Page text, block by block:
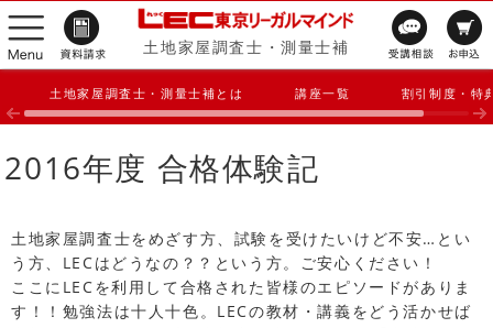
土地家屋調査士・測量士補
土地家屋調査士・測量士補とは 講座一覧 割引制度・特
2016年度 合格体験記
土地家屋調査士をめざす方、試験を受けたいけど不安…とい
う方、LECはどうなの？？という方。ご安心ください！
ここにLECを利用して合格された皆様のエピソードがありま
す！！勉強法は十人十色。LECの教材・講義をどう活かせば